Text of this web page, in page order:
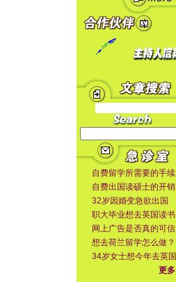
自费留学所需要的手续
自费出国读硕士的开销
32岁因婚变急欲出国
职大毕业想去英国读书
网上广告是否真的可信
想去荷兰留学怎么做？
34岁女士想今年去英国
更多